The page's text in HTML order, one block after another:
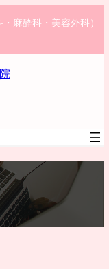
麻酔科・美容外科）